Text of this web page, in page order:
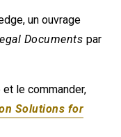
un ouvrage
Documents par
le commander,
Solutions for